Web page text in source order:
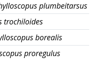
plumbeitarsus
trochiloides
borealis
proregulus